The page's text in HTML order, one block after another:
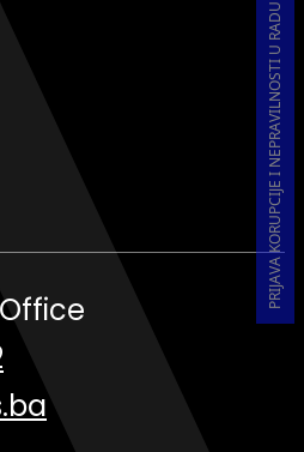
PRIJAVA KORUPCIJE I NEPRAVILNOSTI U RADU